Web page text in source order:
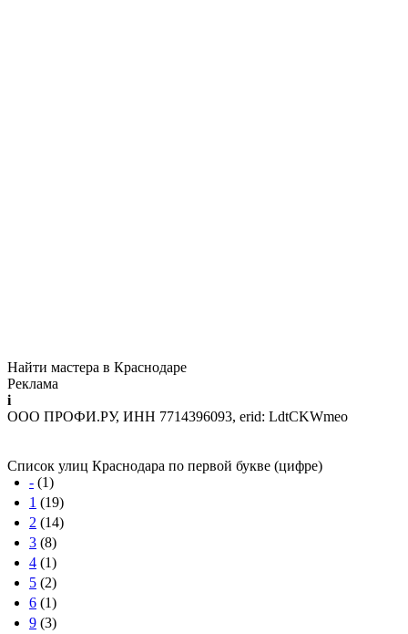
Найти мастера в Краснодаре
Реклама
i
ООО ПРОФИ.РУ, ИНН 7714396093, erid: LdtCKWmeo
Список улиц Краснодара по первой букве (цифре)
- (1)
1 (19)
2 (14)
3 (8)
4 (1)
5 (2)
6 (1)
9 (3)